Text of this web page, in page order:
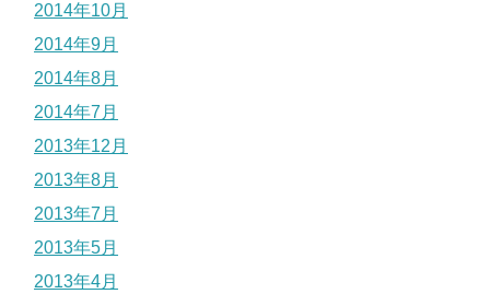
2014年10月
2014年9月
2014年8月
2014年7月
2013年12月
2013年8月
2013年7月
2013年5月
2013年4月